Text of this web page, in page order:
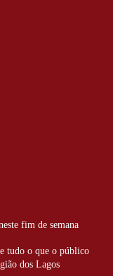
fim de semana
tudo o que o público
dos Lagos